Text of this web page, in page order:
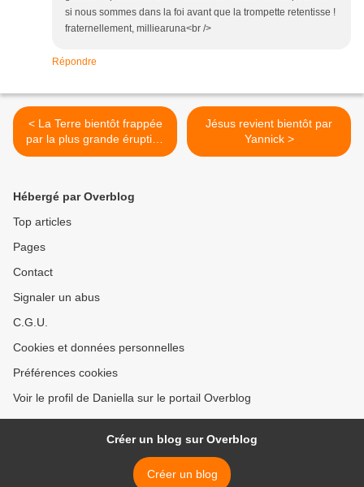
si nous sommes dans la foi avant que la trompette retentisse !
fraternellement, milliearuna<br />
Répondre
< La Terre bientôt frappée
par la plus grande éruption
solaire depuis 2005
Jésus revient bientôt par
Yannick >
Hébergé par Overblog
Top articles
Pages
Contact
Signaler un abus
C.G.U.
Cookies et données personnelles
Préférences cookies
Voir le profil de Daniella sur le portail Overblog
Créer un blog sur Overblog
Créer un blog